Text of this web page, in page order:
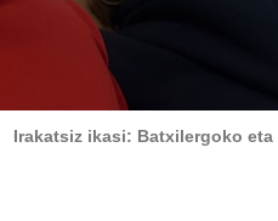
Irakatsiz ikasi: Batxilergoko